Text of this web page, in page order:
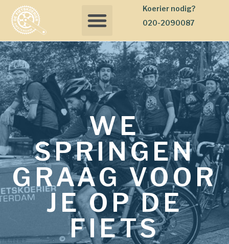
Koerier nodig?
020-2090087
WE
SPRINGEN
GRAAG VOOR
JE OP DE
FIETS